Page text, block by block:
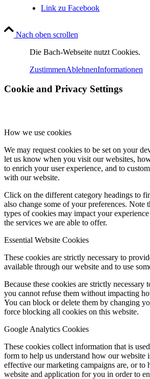
Link zu Facebook
Nach oben scrollen
Die Bach-Webseite nutzt Cookies.
ZustimmenAblehnenInformationen
Cookie and Privacy Settings
How we use cookies
We may request cookies to be set on your
let us know when you visit our websites,
to enrich your user experience, and to
with our website.
Click on the different category headings to
also change some of your preferences. Note
types of cookies may impact your
the services we are able to offer.
Essential Website Cookies
These cookies are strictly necessary to
available through our website and to use
Because these cookies are strictly necessary
you cannot refuse them without impacting
You can block or delete them by changing
force blocking all cookies on this website.
Google Analytics Cookies
These cookies collect information that is
form to help us understand how our website
effective our marketing campaigns are, or to
website and application for you in order to